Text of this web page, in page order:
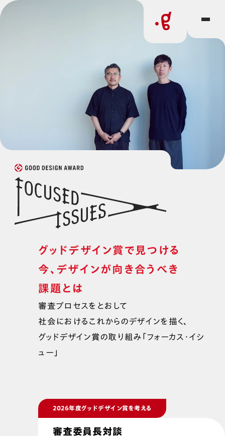
グッドデザイン賞で見つける
今、デザインが向き合うべき
課題とは
審査プロセスをとおして
社会におけるこれからのデザインを描く、
グッドデザイン賞の取り組み「フォーカス・イシ
ュー」
2026年度グッドデザイン賞を考える
審査委員長対談